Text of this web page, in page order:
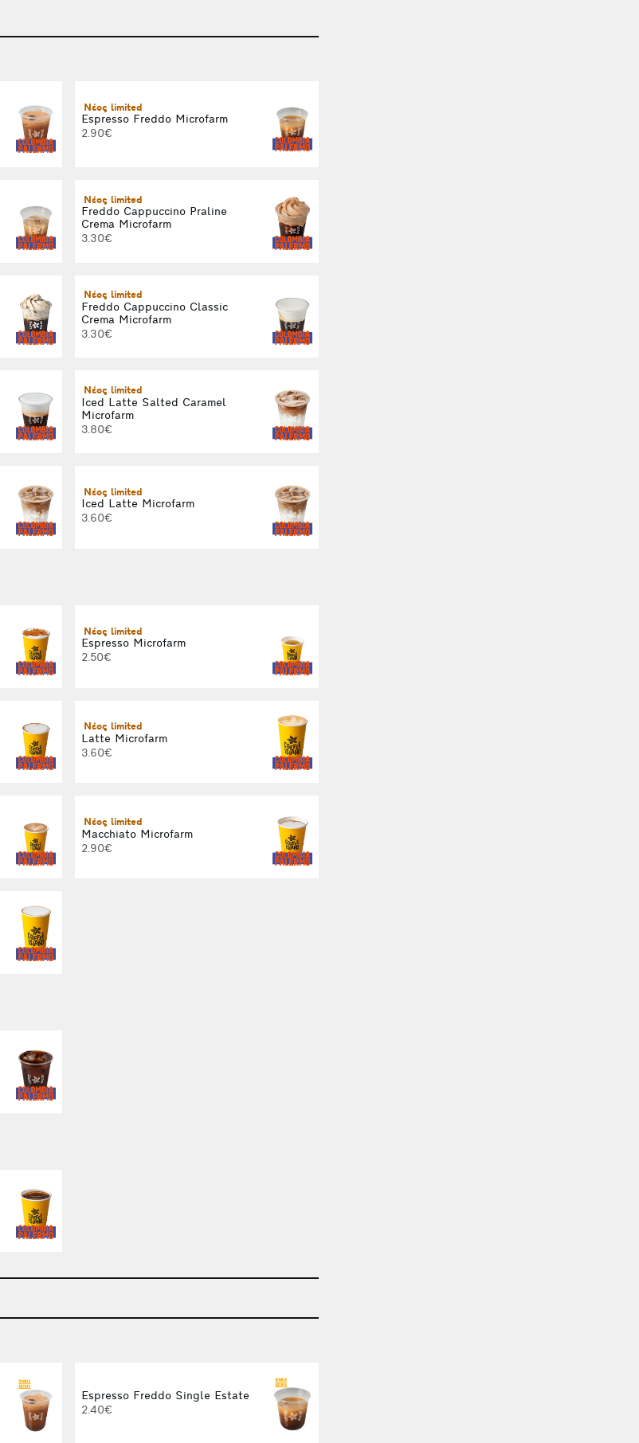
Νέος limited
Espresso Freddo Microfarm
2.90€
Νέος limited
Freddo Cappuccino Praline
Crema Microfarm
3.30€
Νέος limited
Freddo Cappuccino Classic
Crema Microfarm
3.30€
Νέος limited
Iced Latte Salted Caramel
Microfarm
3.80€
Νέος limited
Iced Latte Microfarm
3.60€
Νέος limited
Espresso Microfarm
2.50€
Νέος limited
Latte Microfarm
3.60€
Νέος limited
Macchiato Microfarm
2.90€
Espresso Freddo Single Estate
2.40€